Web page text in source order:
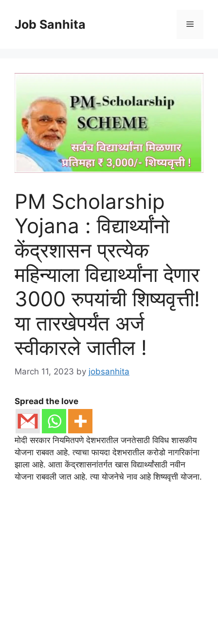
contentJob Sanhita Menu
PM Scholarship
Yojana : विद्यार्थ्यांनो
केंद्रशासन प्रत्येक
महिन्याला विद्यार्थ्यांना देणार
3000 रुपयांची शिष्यवृत्ती!
या तारखेपर्यंत अर्ज
स्वीकारले जातील !
March 11, 2023 by jobsanhita
Spread the love
मोदी सरकार नियमितपणे देशभरातील जनतेसाठी विविध शासकीय
योजना राबवत आहे. त्याचा फायदा देशभरातील करोडो नागरिकांना
झाला आहे. आता केंद्रशासनांतर्गत खास विद्यार्थ्यांसाठी नवीन
योजना राबवली जात आहे. त्या योजनेचे नाव आहे शिष्यवृत्ती योजना.